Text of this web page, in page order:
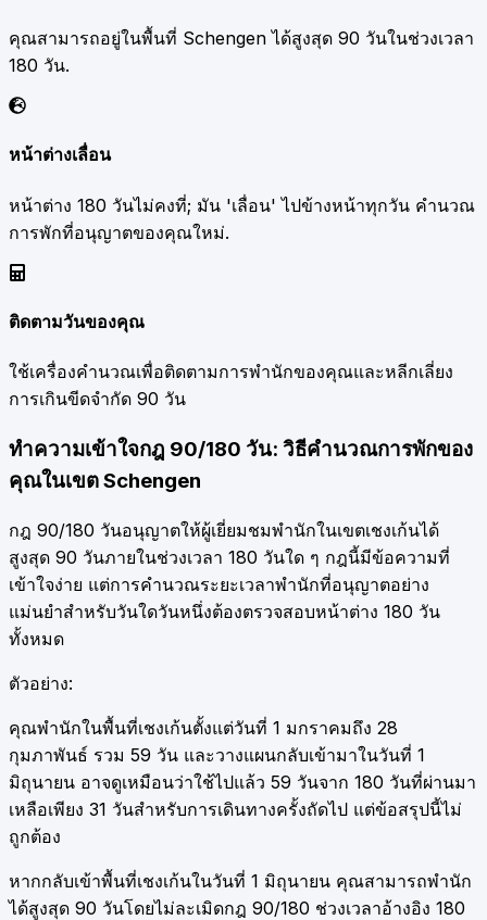
คุณสามารถอยู่ในพื้นที่ Schengen ได้สูงสุด 90 วันในช่วงเวลา
180 วัน.
หน้าต่างเลื่อน
หน้าต่าง 180 วันไม่คงที่; มัน 'เลื่อน' ไปข้างหน้าทุกวัน คำนวณ
การพักที่อนุญาตของคุณใหม่.
ติดตามวันของคุณ
ใช้เครื่องคำนวณเพื่อติดตามการพำนักของคุณและหลีกเลี่ยง
การเกินขีดจำกัด 90 วัน
ทำความเข้าใจกฎ 90/180 วัน: วิธีคำนวณการพักของ
คุณในเขต Schengen
กฎ 90/180 วันอนุญาตให้ผู้เยี่ยมชมพำนักในเขตเชงเก้นได้
สูงสุด 90 วันภายในช่วงเวลา 180 วันใด ๆ กฎนี้มีข้อความที่
เข้าใจง่าย แต่การคำนวณระยะเวลาพำนักที่อนุญาตอย่าง
แม่นยำสำหรับวันใดวันหนึ่งต้องตรวจสอบหน้าต่าง 180 วัน
ทั้งหมด
ตัวอย่าง:
คุณพำนักในพื้นที่เชงเก้นตั้งแต่วันที่ 1 มกราคมถึง 28
กุมภาพันธ์ รวม 59 วัน และวางแผนกลับเข้ามาในวันที่ 1
มิถุนายน อาจดูเหมือนว่าใช้ไปแล้ว 59 วันจาก 180 วันที่ผ่านมา
เหลือเพียง 31 วันสำหรับการเดินทางครั้งถัดไป แต่ข้อสรุปนี้ไม่
ถูกต้อง
หากกลับเข้าพื้นที่เชงเก้นในวันที่ 1 มิถุนายน คุณสามารถพำนัก
ได้สูงสุด 90 วันโดยไม่ละเมิดกฎ 90/180 ช่วงเวลาอ้างอิง 180